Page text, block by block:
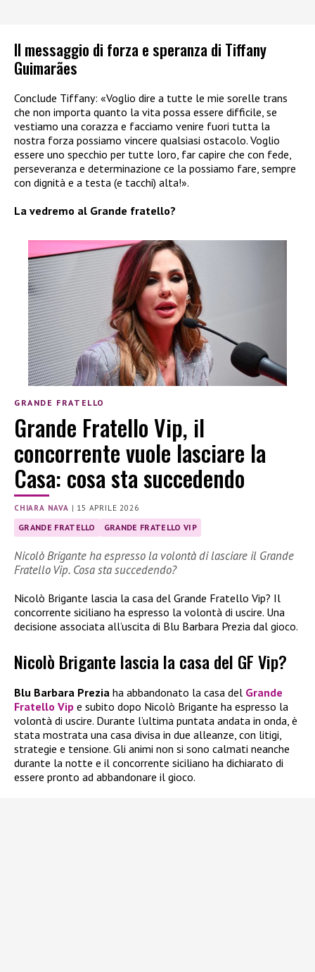
Il messaggio di forza e speranza di Tiffany
Guimarães
Conclude Tiffany: «Voglio dire a tutte le mie sorelle trans
che non importa quanto la vita possa essere difficile, se
vestiamo una corazza e facciamo venire fuori tutta la
nostra forza possiamo vincere qualsiasi ostacolo. Voglio
essere uno specchio per tutte loro, far capire che con fede,
perseveranza e determinazione ce la possiamo fare, sempre
con dignità e a testa (e tacchi) alta!».
La vedremo al Grande fratello?
GRANDE FRATELLO
Grande Fratello Vip, il
concorrente vuole lasciare la
Casa: cosa sta succedendo
CHIARA NAVA | 15 APRILE 2026
GRANDE FRATELLO GRANDE FRATELLO VIP
Nicolò Brigante ha espresso la volontà di lasciare il Grande
Fratello Vip. Cosa sta succedendo?
Nicolò Brigante lascia la casa del Grande Fratello Vip? Il
concorrente siciliano ha espresso la volontà di uscire. Una
decisione associata all’uscita di Blu Barbara Prezia dal gioco.
Nicolò Brigante lascia la casa del GF Vip?
Blu Barbara Prezia ha abbandonato la casa del Grande
Fratello Vip e subito dopo Nicolò Brigante ha espresso la
volontà di uscire. Durante l’ultima puntata andata in onda, è
stata mostrata una casa divisa in due alleanze, con litigi,
strategie e tensione. Gli animi non si sono calmati neanche
durante la notte e il concorrente siciliano ha dichiarato di
essere pronto ad abbandonare il gioco.